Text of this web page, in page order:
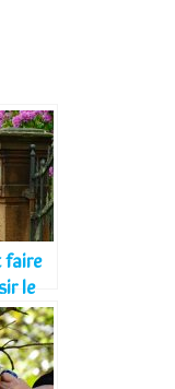
faire
le
?